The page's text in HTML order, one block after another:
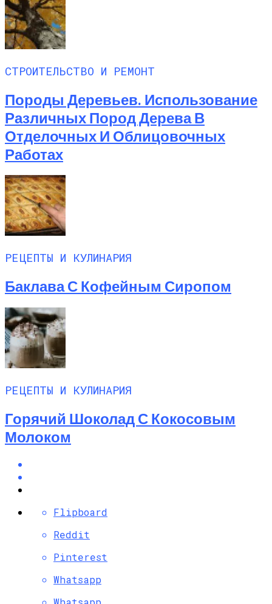
СТРОИТЕЛЬСТВО И РЕМОНТ
Породы Деревьев. Использование
Различных Пород Дерева В
Отделочных И Облицовочных
Работах
РЕЦЕПТЫ И КУЛИНАРИЯ
Баклава С Кофейным Сиропом
РЕЦЕПТЫ И КУЛИНАРИЯ
Горячий Шоколад С Кокосовым
Молоком
Flipboard
Reddit
Pinterest
Whatsapp